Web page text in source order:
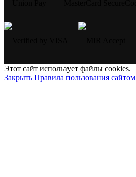
Этот сайт использует файлы cookies.
Закрыть Правила пользования сайтом